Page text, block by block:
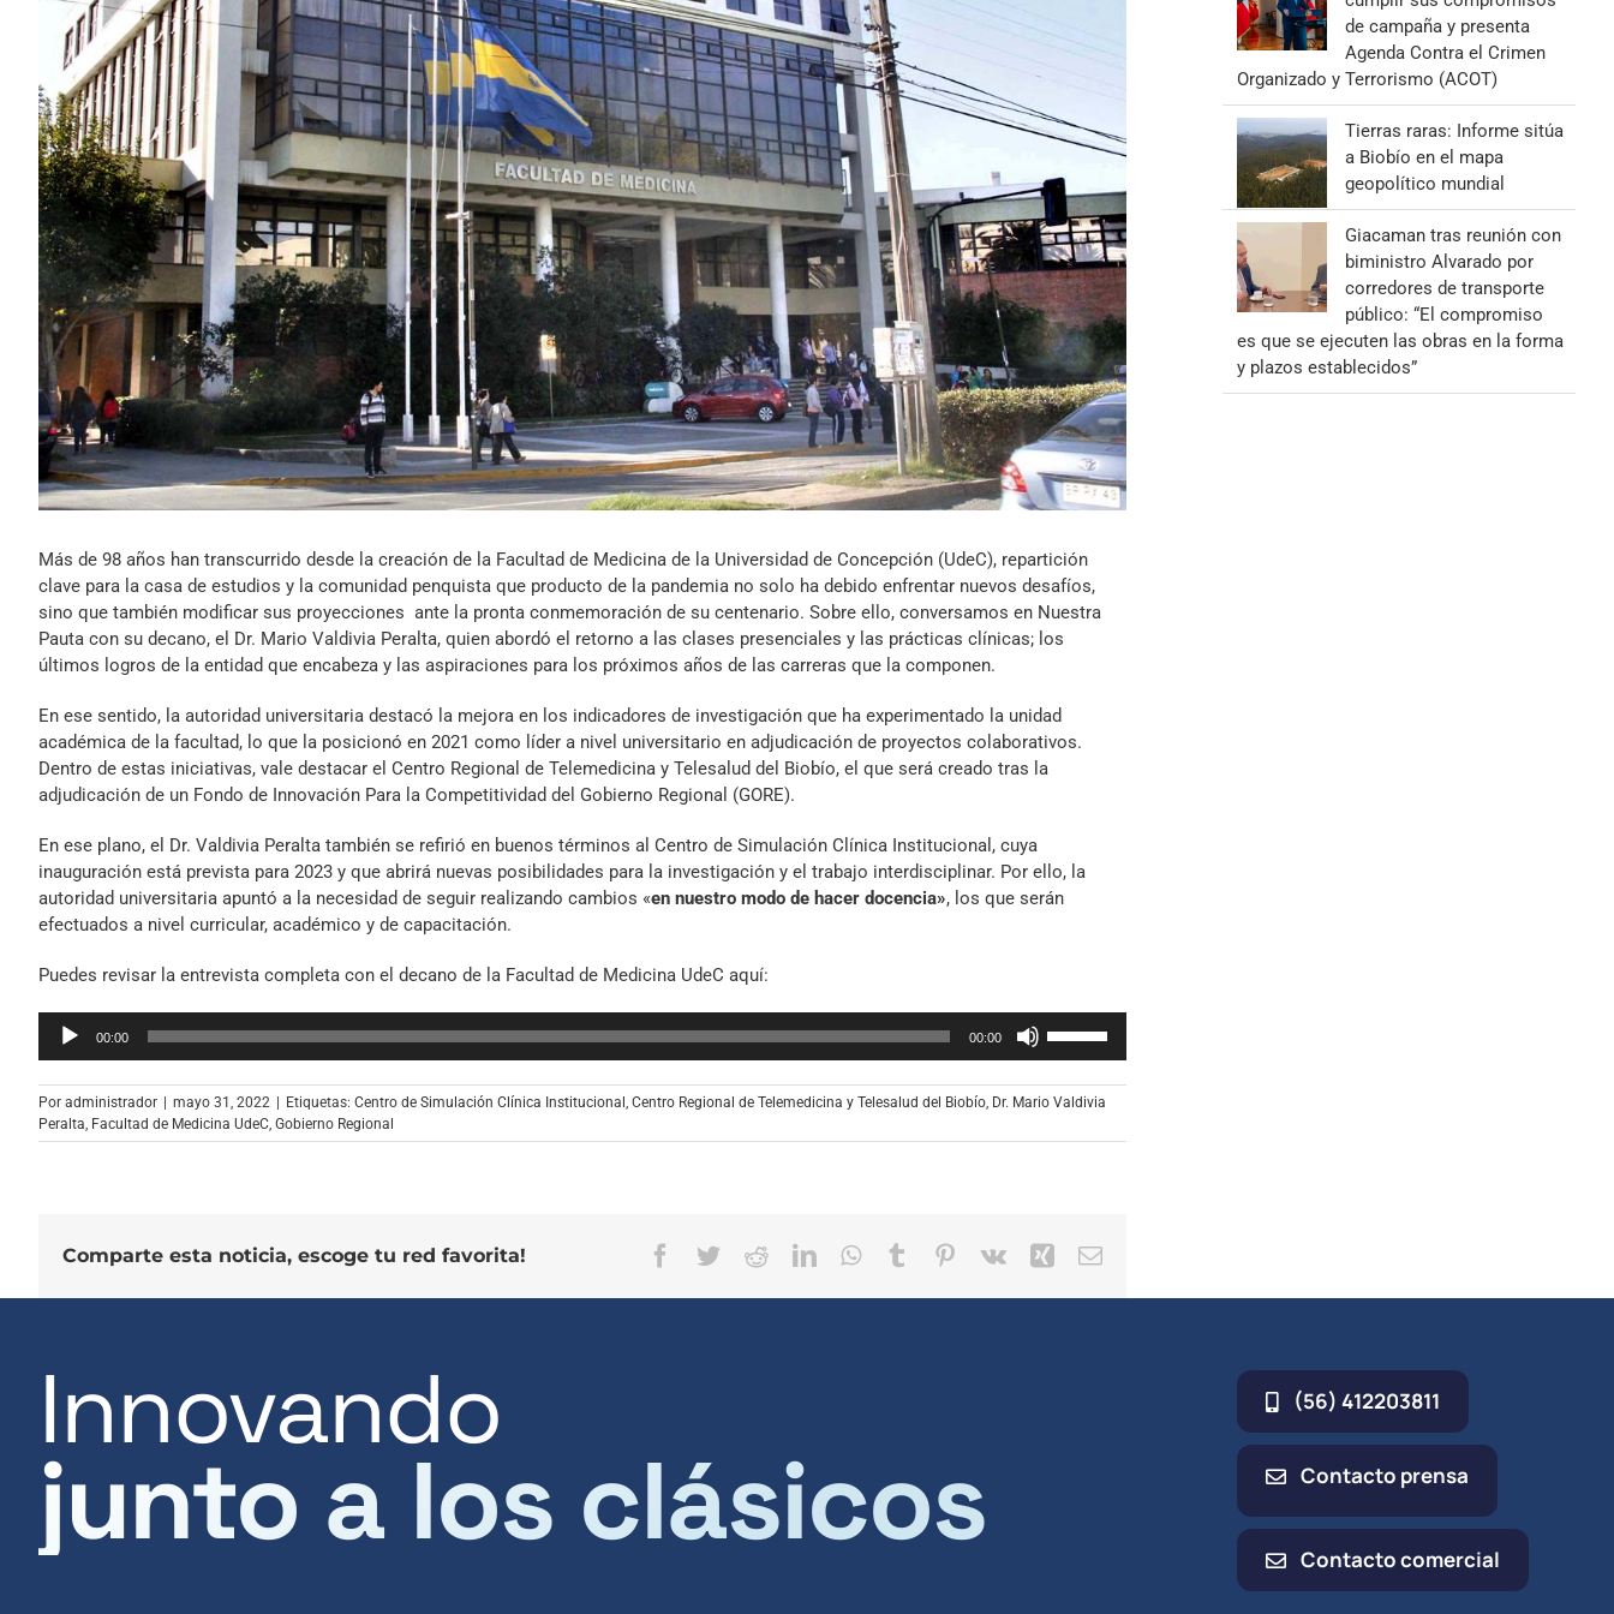
Archivo Sonoro
Más de 98 años han transcurrido desde la creación de la Facultad de Medicina de la Universidad de Concepción (UdeC), repartición
clave para la casa de estudios y la comunidad penquista que producto de la pandemia no solo ha debido enfrentar nuevos desafíos,
sino que también modificar sus proyecciones ante la pronta conmemoración de su centenario. Sobre ello, conversamos en Nuestra
Pauta con su decano, el Dr. Mario Valdivia Peralta, quien abordó el retorno a las clases presenciales y las prácticas clínicas; los
últimos logros de la entidad que encabeza y las aspiraciones para los próximos años de las carreras que la componen.
En ese sentido, la autoridad universitaria destacó la mejora en los indicadores de investigación que ha experimentado la unidad
académica de la facultad, lo que la posicionó en 2021 como líder a nivel universitario en adjudicación de proyectos colaborativos.
Dentro de estas iniciativas, vale destacar el Centro Regional de Telemedicina y Telesalud del Biobío, el que será creado tras la
adjudicación de un Fondo de Innovación Para la Competitividad del Gobierno Regional (GORE).
En ese plano, el Dr. Valdivia Peralta también se refirió en buenos términos al Centro de Simulación Clínica Institucional, cuya
inauguración está prevista para 2023 y que abrirá nuevas posibilidades para la investigación y el trabajo interdisciplinar. Por ello, la
autoridad universitaria apuntó a la necesidad de seguir realizando cambios «en nuestro modo de hacer docencia», los que serán
efectuados a nivel curricular, académico y de capacitación.
Puedes revisar la entrevista completa con el decano de la Facultad de Medicina UdeC aquí:
Reproductor
00:00 00:00
de
disminuir
Por administrador mayo 31, 2022 Etiquetas: Centro de Simulación Clínica Institucional , Centro Regional de Telemedicina y Telesalud del Biobío, Dr. Mario Valdivia
Peralta, Facultad de Medicina UdeC, Gobierno Regional
Comparte esta noticia, escoge tu red favorita! Facebook
TwitterRedditLinkedInWhatsApp
TumblrPinterest
Vk XingCorreo
de campaña y presenta
Agenda Contra el Crimen
Organizado y Terrorismo (ACOT)
Tierras raras: Informe sitúa
a Biobío en el mapa
geopolítico mundial
Giacaman tras reunión con
biministro Alvarado por
corredores de transporte
público: “El compromiso
es que se ejecuten las obras en la forma
y plazos establecidos”
Innovando
junto a los clásicos
(56) 412203811
Contacto prensa
Contacto comercial